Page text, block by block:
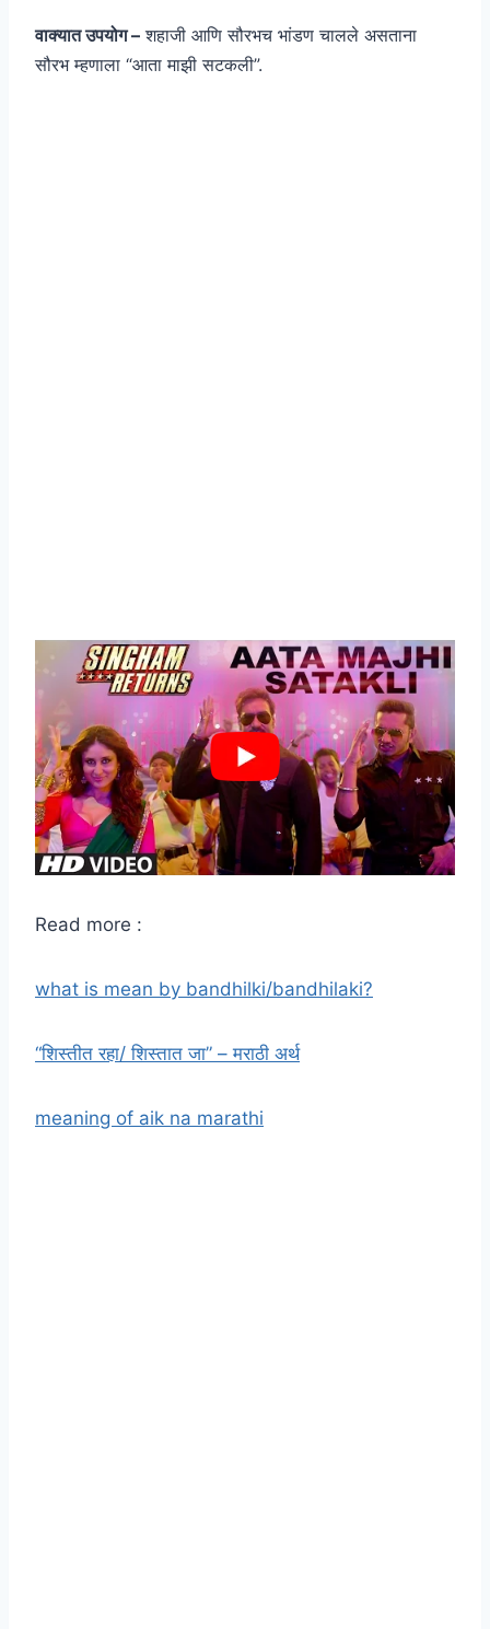
वाक्यात उपयोग – शहाजी आणि सौरभच भांडण चालले असताना
सौरभ म्हणाला “आता माझी सटकली”.
Read more :
what is mean by bandhilki/bandhilaki?
“शिस्तीत रहा/ शिस्तात जा” – मराठी अर्थ
meaning of aik na marathi